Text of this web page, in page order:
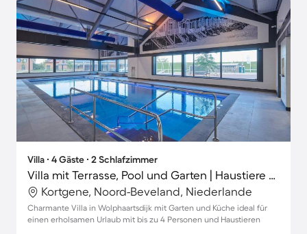
Villa ∙ 4 Gäste ∙ 2 Schlafzimmer
Villa mit Terrasse, Pool und Garten | Haustiere sind willkommen
Kortgene, Noord-Beveland, Niederlande
Charmante Villa in Wolphaartsdijk mit Garten und Küche ideal für
einen erholsamen Urlaub mit bis zu 4 Personen und Haustieren